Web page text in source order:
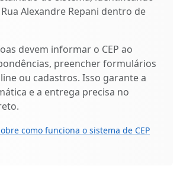
Alexandre Repani dentro de
devem informar o CEP ao
preencher formulários
ou cadastros. Isso garante a
e a entrega precisa no
como funciona o sistema de CEP